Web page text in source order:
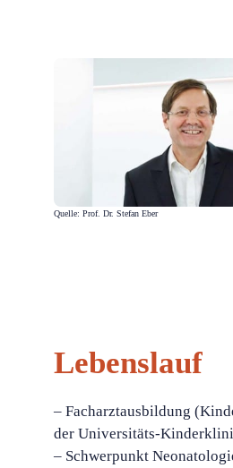
Quelle: Prof. Dr. Stefan Eber
Lebenslauf
– Facharztausbildung
der Universitäts-
– Schwerpunkt